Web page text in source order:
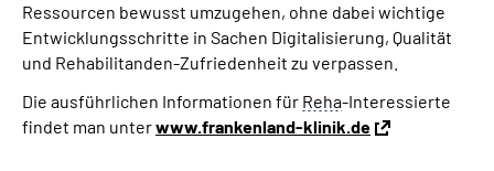
Ressourcen bewusst umzugehen, ohne dabei wichtige
Entwicklungsschritte in Sachen Digitalisierung, Qualität
und Rehabilitanden-Zufriedenheit zu verpassen.
Die ausführlichen Informationen für Reha-Interessierte
findet man unterwww.frankenland-klinik.de